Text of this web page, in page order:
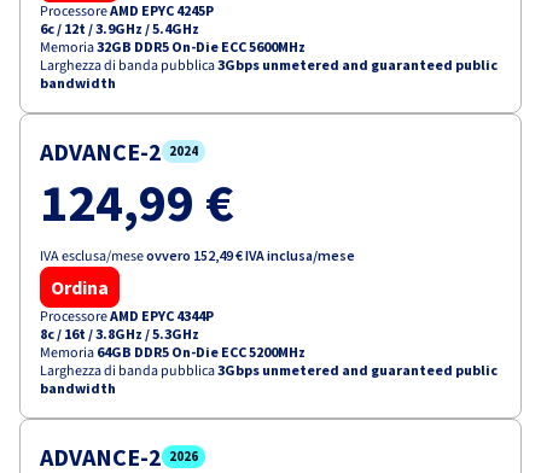
ProcessoreAMD EPYC 4245P
6c / 12t /3.9GHz / 5.4GHz
Memoria32GB DDR5 On-Die ECC 5600MHz
Larghezza di banda pubblica3Gbps unmetered and guaranteed public
bandwidth
ADVANCE-2 2024
124,99 €
IVA esclusa/meseovvero 152,49 €IVA inclusa/mese
Ordina
ProcessoreAMD EPYC 4344P
8c / 16t /3.8GHz / 5.3GHz
Memoria 64GB DDR5 On-Die ECC 5200MHz
Larghezza di banda pubblica3Gbps unmetered and guaranteed public
bandwidth
ADVANCE-2 2026